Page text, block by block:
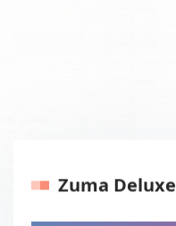
Zuma Deluxe